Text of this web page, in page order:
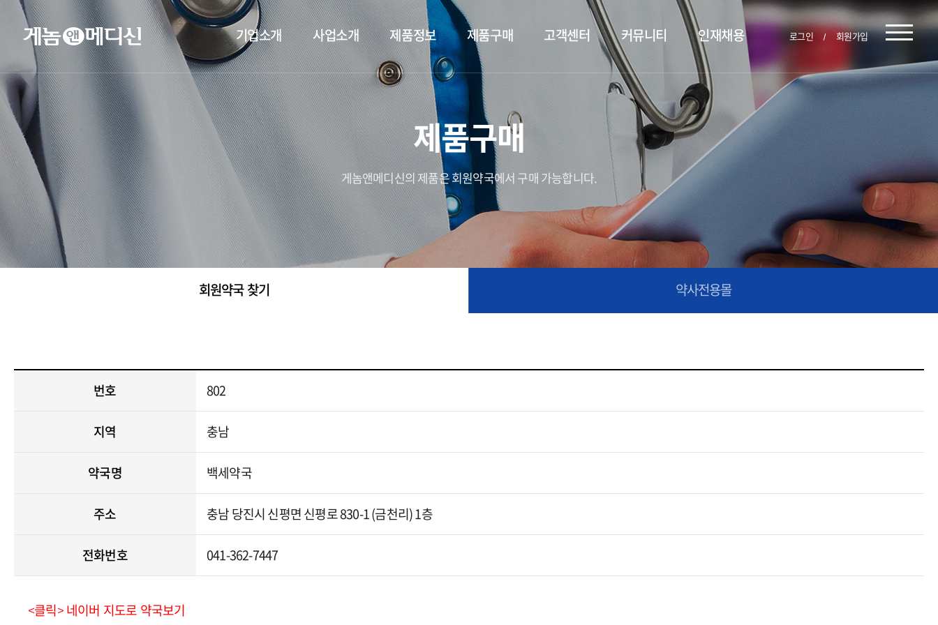
기업소개 사업소개 제품정보 제품구매 고객센터 커뮤니티 인재채용 로그인 회원가입
제품구매
게놈앤메디신의 제품은 회원약국에서 구매 가능합니다.
회원약국 찾기 약사전용몰
번호 802
지역 충남
약국명 백세약국
주소 충남 당진시 신평면 신평로 830-1 (금천리) 1층
전화번호 041-362-7447
<클릭> 네이버 지도로 약국보기